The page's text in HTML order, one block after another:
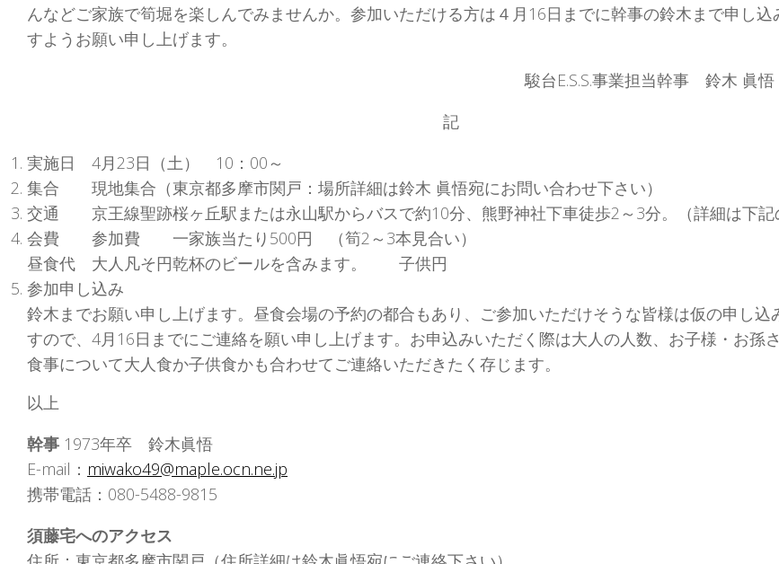
んなどご家族で筍堀を楽しんでみませんか。参加いただける方は４月16日までに幹事の鈴木まで申し込
すようお願い申し上げます。
駿台E.S.S.事業担当幹事 鈴木 眞悟
記
実施日 4月23日（土） 10：00～
集合 現地集合（東京都多摩市関戸：場所詳細は鈴木 眞悟宛にお問い合わせ下さい）
交通 京王線聖跡桜ヶ丘駅または永山駅からバスで約10分、熊野神社下車徒歩2～3分。（詳細は下記
会費 参加費 一家族当たり500円 （筍2～3本見合い）
昼食代 大人凡そ円乾杯のビールを含みます。 子供円
参加申し込み
鈴木までお願い申し上げます。昼食会場の予約の都合もあり、ご参加いただけそうな皆様は仮の申し込
すので、4月16日までにご連絡を願い申し上げます。お申込みいただく際は大人の人数、お子様・お孫
食事について大人食か子供食かも合わせてご連絡いただきたく存じます。
以上
幹事 1973年卒 鈴木眞悟
E-mail： miwako49@maple.ocn.ne.jp
携帯電話：080-5488-9815
須藤宅へのアクセス